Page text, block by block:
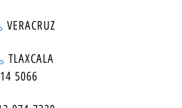
VERACRUZ
TLAXCALA
5066